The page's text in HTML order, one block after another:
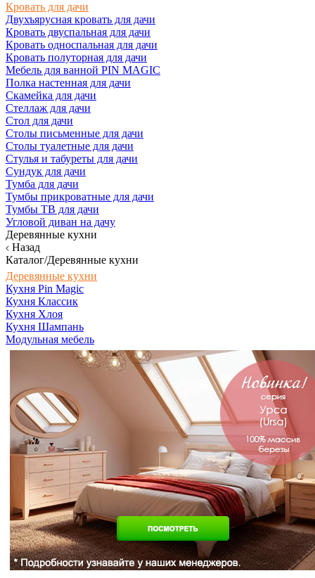
Кровать для дачи
Двухъярусная кровать для дачи
Кровать двуспальная для дачи
Кровать односпальная для дачи
Кровать полуторная для дачи
Мебель для ванной PIN MAGIC
Полка настенная для дачи
Скамейка для дачи
Стеллаж для дачи
Стол для дачи
Столы письменные для дачи
Столы туалетные для дачи
Стулья и табуреты для дачи
Сундук для дачи
Тумба для дачи
Тумбы прикроватные для дачи
Тумбы ТВ для дачи
Угловой диван на дачу
Деревянные кухни
Назад
Каталог/Деревянные кухни
Деревянные кухни
Кухня Pin Magic
Кухня Классик
Кухня Хлоя
Кухня Шампань
Модульная мебель